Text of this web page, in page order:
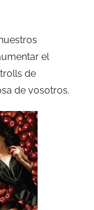
el
de
de vosotros.